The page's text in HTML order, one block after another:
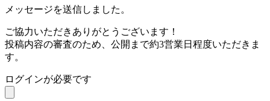
メッセージを送信しました。
ご協力いただきありがとうございます！
投稿内容の審査のため、公開まで約3営業日程度いただきま
す。
ログインが必要です